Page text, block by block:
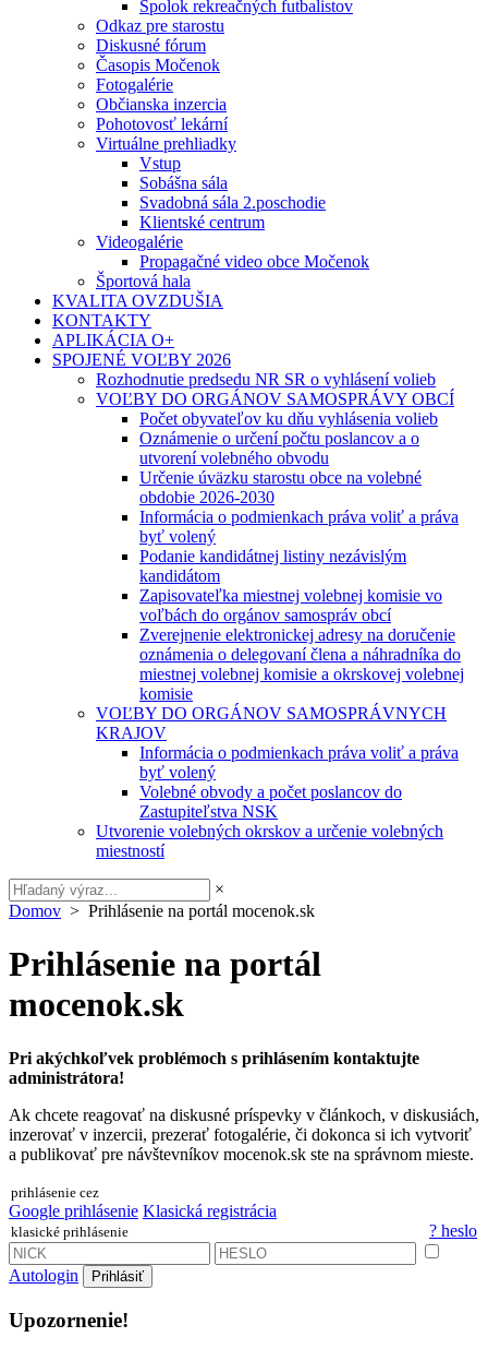
Spolok rekreačných futbalistov
Odkaz pre starostu
Diskusné fórum
Časopis Močenok
Fotogalérie
Občianska inzercia
Pohotovosť lekární
Virtuálne prehliadky
Vstup
Sobášna sála
Svadobná sála 2.poschodie
Klientské centrum
Videogalérie
Propagačné video obce Močenok
Športová hala
KVALITA OVZDUŠIA
KONTAKTY
APLIKÁCIA O+
SPOJENÉ VOĽBY 2026
Rozhodnutie predsedu NR SR o vyhlásení volieb
VOĽBY DO ORGÁNOV SAMOSPRÁVY OBCÍ
Počet obyvateľov ku dňu vyhlásenia volieb
Oznámenie o určení počtu poslancov a o
utvorení volebného obvodu
Určenie úväzku starostu obce na volebné
obdobie 2026-2030
Informácia o podmienkach práva voliť a práva
byť volený
Podanie kandidátnej listiny nezávislým
kandidátom
Zapisovateľka miestnej volebnej komisie vo
voľbách do orgánov samospráv obcí
Zverejnenie elektronickej adresy na doručenie
oznámenia o delegovaní člena a náhradníka do
miestnej volebnej komisie a okrskovej volebnej
komisie
VOĽBY DO ORGÁNOV SAMOSPRÁVNYCH
KRAJOV
Informácia o podmienkach práva voliť a práva
byť volený
Volebné obvody a počet poslancov do
Zastupiteľstva NSK
Utvorenie volebných okrskov a určenie volebných
miestností
×
Domov > Prihlásenie na portál mocenok.sk
Prihlásenie na portál
mocenok.sk
Pri akýchkoľvek problémoch s prihlásením kontaktujte
administrátora!
Ak chcete reagovať na diskusné príspevky v článkoch, v diskusiách,
inzerovať v inzercii, prezerať fotogalérie, či dokonca si ich vytvoriť
a publikovať pre návštevníkov mocenok.sk ste na správnom mieste.
prihlásenie cez
Google prihlásenie Klasická registrácia
klasické prihlásenie ? heslo
Autologin Prihlásiť
Upozornenie!